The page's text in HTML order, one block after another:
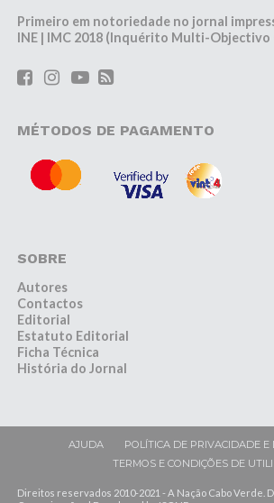
Primeiro em notoriedade no jornal
INE | IMC 2018 (Inquérito Multi-
MÉTODOS DE PAGAMENTO
SOBRE
Autores
Contactos
Editorial
Estatuto Editorial
Ficha Técnica
História do Jornal
AJUDA
POLÍTICA DE PRIVACIDADE E
TERMOS E CONDIÇÕES DE
Direitos reservados 2010-2021 - A Nação Cabo Verde.